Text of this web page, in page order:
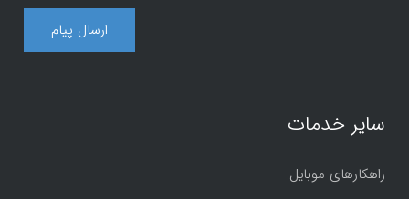
سایر خدمات
راهکارهای موبایل